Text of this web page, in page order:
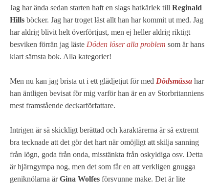
Jag har ända sedan starten haft en slags hatkärlek till Reginald
Hills böcker. Jag har troget läst allt han har kommit ut med. Jag
har aldrig blivit helt överförtjust, men ej heller aldrig riktigt
besviken förrän jag läste Döden löser alla problem som är hans
klart sämsta bok. Alla kategorier!
Men nu kan jag brista ut i ett glädjetjut för med Dödsmässa har
han äntligen bevisat för mig varför han är en av Storbritanniens
mest framstående deckarförfattare.
Intrigen är så skickligt berättad och karaktärerna är så extremt
bra tecknade att det gör det hart när omöjligt att skilja sanning
från lögn, goda från onda, misstänkta från oskyldiga osv. Detta
är hjärngympa nog, men det som får en att verkligen gnugga
geniknölarna ärGina Wolfes försvunne make. Det är lite